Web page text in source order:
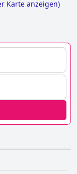
Karte anzeigen)